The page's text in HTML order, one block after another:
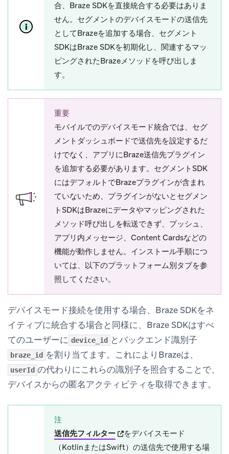
合、Braze SDKを直接統合する必要はありま
せん。セグメントのデバイスモードの送信先
としてBrazeを追加する場合、セグメント
SDKはBraze SDKを初期化し、関連するマッ
ピングされたBrazeメソッドを呼び出しま
す。
重要
モバイルでのデバイスモード統合では、セグ
メントダッシュボードで送信先を設定するだ
けでなく、アプリにBraze送信先プラグイン
を追加する必要があります。セグメントSDK
にはデフォルトでBrazeプラグインが含まれ
ていないため、プラグインがないとセグメン
トSDKはBrazeにデータやマッピングされた
メソッド呼び出しを転送できず、プッシュ、
アプリ内メッセージ、Content Cardsなどの
機能が動作しません。インストール手順につ
いては、以下のプラットフォーム別タブを参
照してください。
デバイスモード接続を使用する場合、Braze SDKをネ
イティブに統合する場合と同様に、Braze SDKはすべ
てのユーザーに device_id とバックエンド識別子
braze_id を割り当てます。これによりBrazeは、
userId の代わりにこれらの識別子を照合することで、
デバイスからの匿名アクティビティを取得できます。
注
送信先フィルター(opens in new tab)
をデバイスモード
（KotlinまたはSwift）の送信先で使用する場